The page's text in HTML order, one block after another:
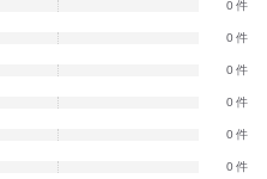
0
0
0
0
0
0